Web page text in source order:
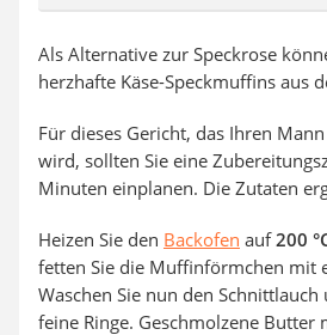
Als Alternative zur Speckrose
herzhafte Käse-Speckmuffins aus
Für dieses Gericht, das Ihren
wird, sollten Sie eine
Minuten einplanen. Die Zutaten
Heizen Sie den Backofen auf200
fetten Sie die Muffinförmchen mit
Waschen Sie nun den
feine Ringe. Geschmolzene Butter